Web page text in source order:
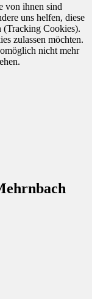
von ihnen sind
uns helfen, diese
(Tracking Cookies).
zulassen möchten.
nicht mehr